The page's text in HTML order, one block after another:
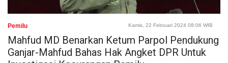
Pemilu Kamis, 22 Februari 2024 08:06 WIB
Mahfud MD Benarkan Ketum Parpol Pendukung
Ganjar-Mahfud Bahas Hak Angket DPR Untuk